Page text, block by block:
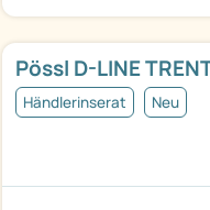
Pössl D-LINE
Händlerinserat Neu